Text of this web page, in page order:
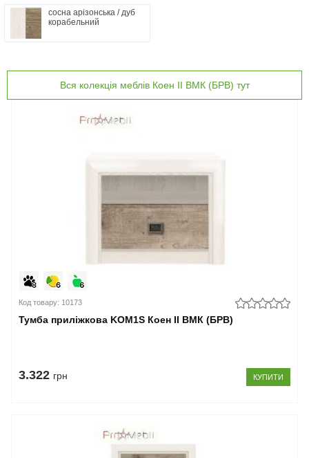
сосна арізонська / дуб
корабельний
Вся колекція меблів Коен II ВМК (БРВ) тут
Код товару: 10173
Тумба приліжкова KOM1S Коен II ВМК (БРВ)
3.322 грн КУПИТИ